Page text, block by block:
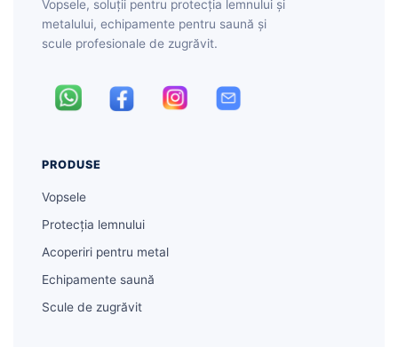
Vopsele, soluții pentru protecția lemnului și
metalului, echipamente pentru saună și
scule profesionale de zugrăvit.
PRODUSE
Vopsele
Protecția lemnului
Acoperiri pentru metal
Echipamente saună
Scule de zugrăvit